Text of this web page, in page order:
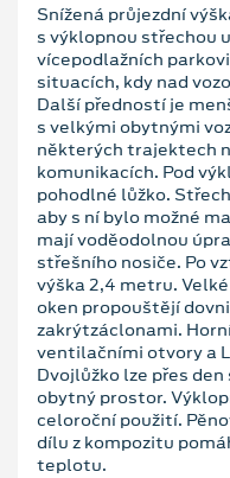
Snížená průjezdní
s výklopnou střechou
vícepodlažních
situacích, kdy nad
Další předností je
s velkými obytnými
některých trajektech
komunikacích. Pod
pohodlné lůžko.
aby s ní bylo možné
mají voděodolnou
střešního nosiče. Po
výška 2,4 metru.
oken propouštějí
zakrýtzáclonami.
ventilačními otvory a
Dvojlůžko lze přes
obytný prostor.
celoroční použití.
dílu z kompozitu
teplotu.